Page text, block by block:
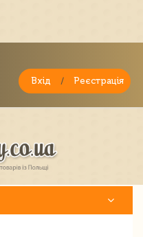
Вхід / Реєстрація